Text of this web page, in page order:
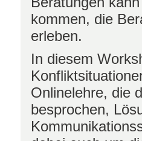
kommen, die
erleben.
In diesem
Onlinelehre, die
besprochen,